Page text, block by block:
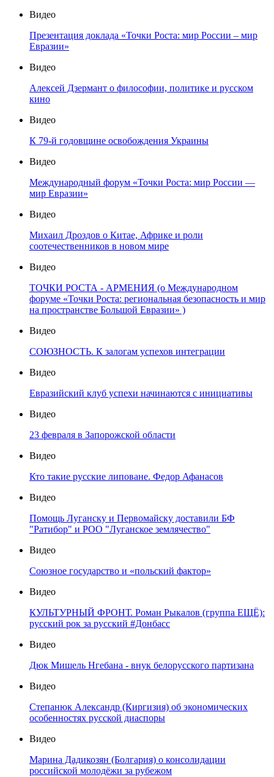
Видео
Презентация доклада «Точки Роста: мир России – мир
Евразии»
Видео
Алексей Дзермант о философии, политике и русском
кино
Видео
К 79-й годовщине освобождения Украины
Видео
Международный форум «Точки Роста: мир России —
мир Евразии»
Видео
Михаил Дроздов о Китае, Африке и роли
соотечественников в новом мире
Видео
ТОЧКИ РОСТА - АРМЕНИЯ (о Международном
форуме «Точки Роста: региональная безопасность и мир
на пространстве Большой Евразии» )
Видео
СОЮЗНОСТЬ. К залогам успехов интеграции
Видео
Евразийский клуб успехи начинаются с инициативы
Видео
23 февраля в Запорожской области
Видео
Кто такие русские липоване. Федор Афанасов
Видео
Помощь Луганску и Первомайску доставили БФ
"Ратибор" и РОО "Луганское землячество"
Видео
Союзное государство и «польский фактор»
Видео
КУЛЬТУРНЫЙ ФРОНТ. Роман Рыкалов (группа ЕЩЁ):
русский рок за русский #Донбасс
Видео
Дюк Мишель Нгебана - внук белорусского партизана
Видео
Степанюк Александр (Киргизия) об экономических
особенностях русской диаспоры
Видео
Марина Дадикозян (Болгария) о консолидации
российской молодёжи за рубежом